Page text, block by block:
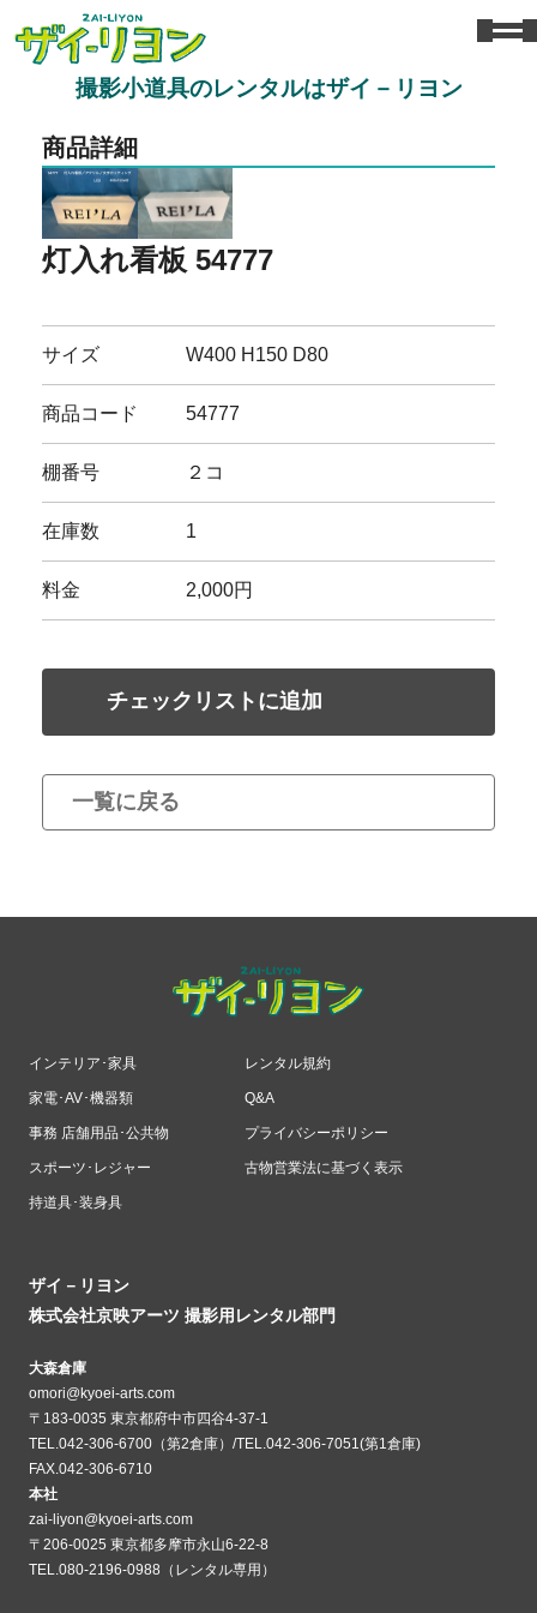
撮影小道具のレンタルはザイ－リヨン
商品詳細
灯入れ看板 54777
サイズ W400 H150 D80
商品コード 54777
棚番号 ２コ
在庫数 1
料金 2,000円
チェックリストに追加
一覧に戻る
インテリア･家具
家電･AV･機器類
事務 店舗用品･公共物
スポーツ･レジャー
持道具･装身具
レンタル規約
Q&A
プライバシーポリシー
古物営業法に基づく表示
ザイ－リヨン
株式会社京映アーツ 撮影用レンタル部門
大森倉庫
omori@kyoei-arts.com
〒183-0035 東京都府中市四谷4-37-1
TEL.042-306-6700（第2倉庫）/TEL.042-306-7051(第1倉庫)
FAX.042-306-6710
本社
zai-liyon@kyoei-arts.com
〒206-0025 東京都多摩市永山6-22-8
TEL.080-2196-0988（レンタル専用）